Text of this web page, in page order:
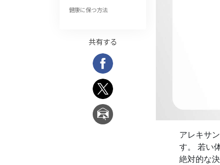
アレキサ
す。 若い
絶対的な決
健康に保つ方法
共有する